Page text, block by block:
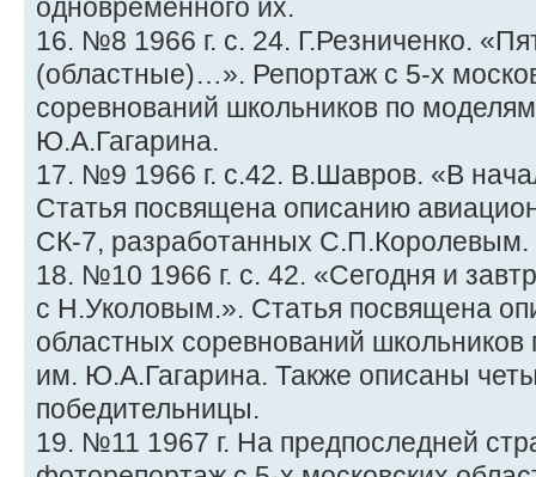
одновременного их.
16. №8 1966 г. с. 24. Г.Резниченко.
(областные)…». Репортаж с 5-х
соревнований школьников по
Ю.А.Гагарина.
17. №9 1966 г. с.42. В.Шавров. «В
Статья посвящена описанию
СК-7, разработанных С.П.Королевым.
18. №10 1966 г. с. 42. «Сегодня и
с Н.Уколовым.». Статья посвящена
областных соревнований
им. Ю.А.Гагарина. Также описаны
победительницы.
19. №11 1967 г. На предпоследней